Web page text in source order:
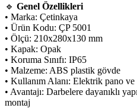
🔹 Genel Özellikleri
• Marka: Çetinkaya
• Ürün Kodu: ÇP 5001
• Ölçü: 210x280x130 mm
• Kapak: Opak
• Koruma Sınıfı: IP65
• Malzeme: ABS plastik gövde
• Kullanım Alanı: Elektrik pano
• Avantajı: Darbelere dayanıklı
montaj